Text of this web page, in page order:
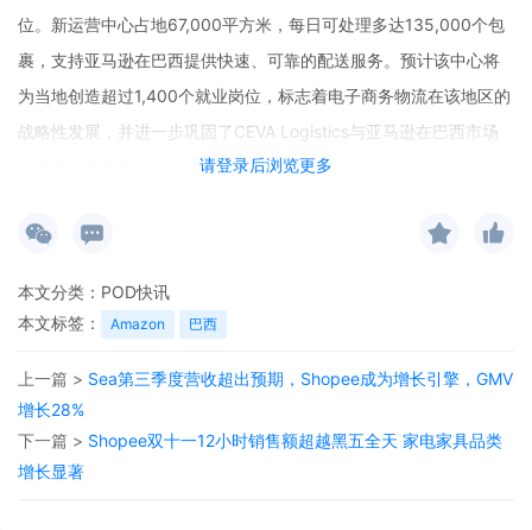
请登录后浏览更多
位。新运营中心占地67,000平方米，每日可处理多达135,000个包
裹，支持亚马逊在巴西提供快速、可靠的配送服务。预计该中心将
为当地创造超过1,400个就业岗位，标志着电子商务物流在该地区的
战略性发展，并进一步巩固了CEVA Logistics与亚马逊在巴西市场
本文分类： POD快讯
本文标签：
Amazon 巴西
上一篇 > Sea第三季度营收超出预期，Shopee成为增长引擎，GMV
增长28%
下一篇 > Shopee双十一12小时销售额超越黑五全天 家电家具品类
增长显著